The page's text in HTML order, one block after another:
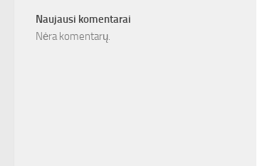
Naujausi komentarai
Nėra komentarų.